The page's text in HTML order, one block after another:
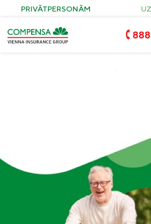
apdrošināšanas
KASKO
Īpašuma apdrošināšana
Saules paneļu
Pirkuma apdrošināšana
Ceļojumu apdrošināšana
Civiltiesiskās atbildības
Seesam kritisko
Compensa Seesam
apdrošināšana
Compensa Nelaimes
PRIVĀTPERSONĀM